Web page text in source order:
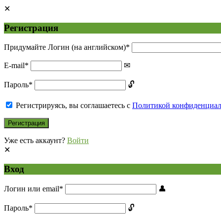
Регистрация
Придумайте Логин (на английском)*
E-mail*
Пароль*
Регистрируясь, вы соглашаетесь с Политикой
Уже есть аккаунт? Войти
Вход
Логин или email*
Пароль*